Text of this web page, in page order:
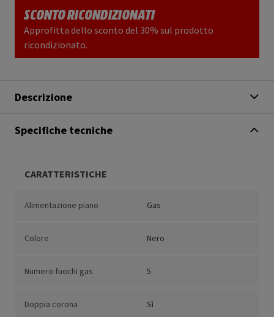
SCONTO RICONDIZIONATI
Approfitta dello sconto del 30% sul prodotto
ricondizionato.
Descrizione
Specifiche tecniche
CARATTERISTICHE
Alimentazione piano Gas
Colore Nero
Numero fuochi gas 5
Doppia corona Sì